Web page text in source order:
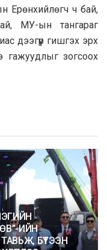
Ерөнхийлөгч ч бай,
МУ-ын тангараг
дээгүүр гишгэх эрх
гажуудлыг зогсоох
ИЙН
БҮТЭЭН